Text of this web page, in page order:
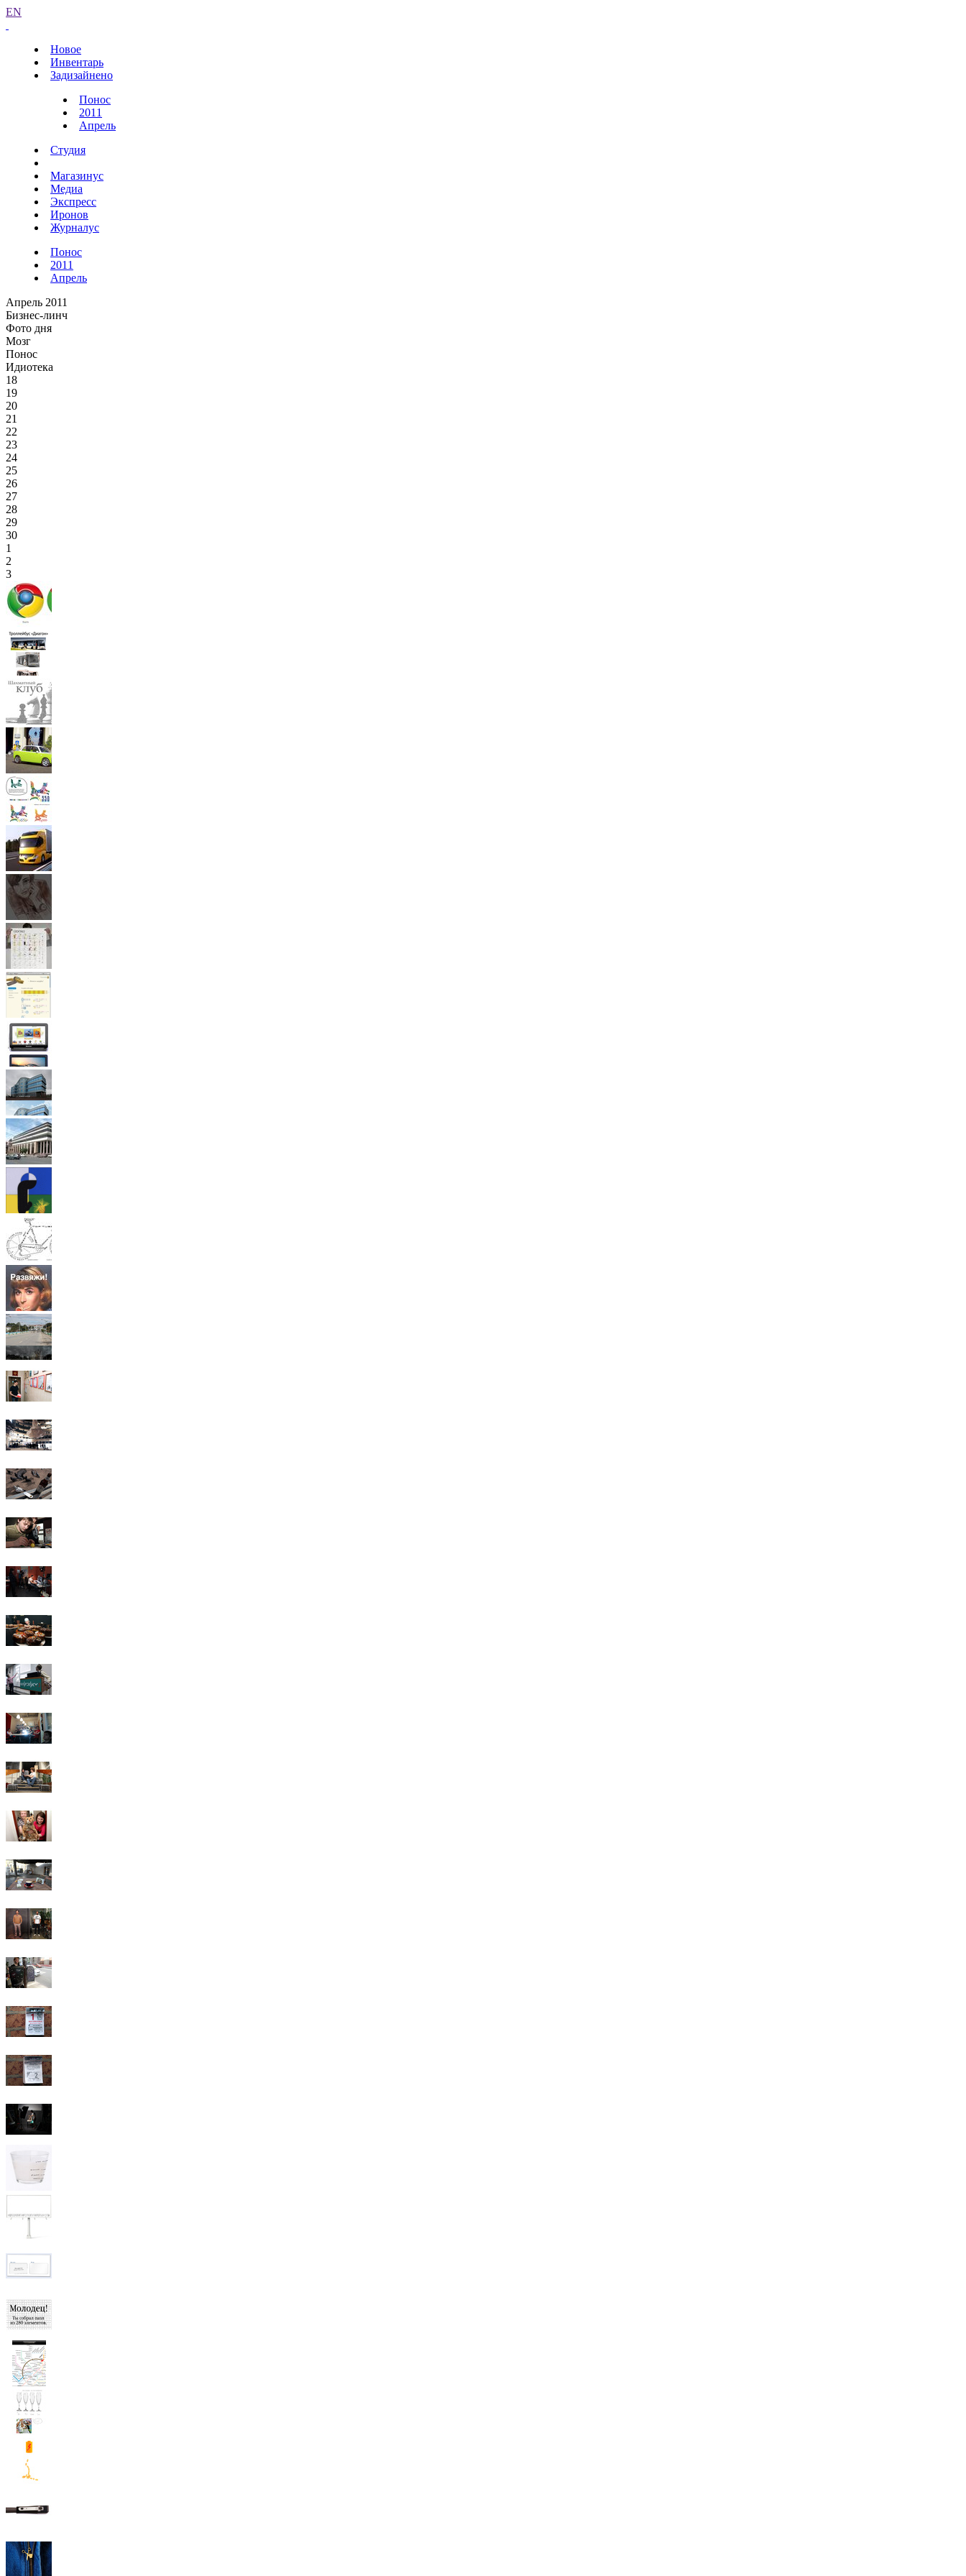
EN
Новое
Инвентарь
Задизайнено
Понос
2011
Апрель
Студия
Магазинус
Медиа
Экспресс
Иронов
Журналус
Понос
2011
Апрель
Апрель 2011
Бизнес-линч
Фото дня
Мозг
Понос
Идиотека
18
19
20
21
22
23
24
25
26
27
28
29
30
1
2
3